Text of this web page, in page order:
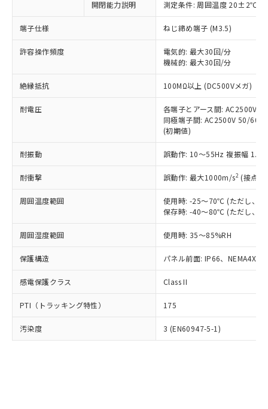
開閉能力説明 測定条件: 周囲温度 20±2℃、
端子仕様 ねじ締め端子 (M3.5)
許容操作頻度
電気的: 最大30回/分
機械的: 最大30回/分
絶縁抵抗 100MΩ以上 (DC500Vメガ)
耐電圧
各端子とアース間: AC2500V
同極端子間: AC2500V 50/
(初期値)
耐振動 誤動作: 10～55Hz 複振幅
耐衝撃 誤動作: 最大1000m/s2 (接点
周囲温度範囲
使用時: -25～70℃ (ただし、氷
保存時: -40～80℃ (ただし、氷
周囲湿度範囲 使用時: 35～85%RH
保護構造 パネル前面: IP66、NEMA4X,
感電保護クラス Class II
PTI（トラッキング特性） 175
汚染度 3 (EN60947-5-1)
以下の条件をお読みいただき、同意のうえ
ご利用ください。
本サービスは、当社制御機器事業取扱
商品の当社在庫状況および標準価格
(税抜)を提供させていただくもので
当社制御機器事業取扱商品の中には、
本サービスの対象外となる商品もある
ことをご了承ください。
在庫状況および標準価格照会結果は、
記載している更新日時点での社内デー
タに基づき作成されるものであり、閲
覧された時点での実際の在庫および標
準価格とは異なる場合があることをご
正式な納期状況および標準価格はお客
様のお取引先、またはお客様担当のオ
ムロン制御機器販売店・当社販売員に
オムロン制御機器販売店や当社販売拠
点は「
販売ネットワーク
」をご確認
在庫状況および標準価格結果を当社の
事前の承諾なく第三者に漏洩または開
示しないようお願いします。
マイパーツ機能（部品リスト作成サー
対応予定なし：EU RoHS指令（10物質）の
非含有に非対応の商品で、対応品を出す予
定はありません。
非含有の対応状況を調査中または確認中の
非該当品：ライセンス料など無形物で、有
害物質有無と関係のない商品です。
仕入先様の事情により、非含有部品として
いたものが、含有品と判明した場合などや
むを得ず変更することがあります。
鉛(Pb) 1000ppm以下、 水銀(Hg) 1000ppm以下、 カド
(PBDE) 1000ppm以下、フタル酸ビス(2-エチルヘキシ
ル) (DEHP)(別名：DOP) 1000ppm以下、フタル酸ブチ
ルベンジル（BBP） 1000ppm以下、フタル酸ジブチル
（DBP） 1000ppm以下、フタル酸ジイソブチル
(DIBP) 1000ppm以下
但し、RoHS指令で産業用監視および制御機器に対する
適用除外項目は除く。
※2 対応予定月
部品在庫の切り替え状況などにより、予定
※1 中国RoHS○×表
「○」：最大均質材料含有率が中国RoHSの
基準値以下であることを示します。
「×」：最大均質材料含有率が中国RoHSの
基準値を超えていることを示します。
「－」：未確認です。当社販売部門へお問
*中国RoHS10物質の基準値 (GB/T26572)：
Pb(鉛) :1000ppm、 Hg(水銀) : 1000ppm、 Cd(カドミウ
Cr(Ⅵ)(六価クロム) : 1000ppm、 PBBs(ポリ臭化ビフェ
ニル類) : 1000ppm、 PBDEs(ポリ臭化ジフェニルエーテ
DBP(フタル酸ジブチル) : 1000ppm、 DIBP(フタル酸ジ
イソブチル) : 1000ppm、 BBP(フタル酸ブチルベンジ
ル) : 1000ppm、
DEHP(フタル酸ビス(2-エチルヘキシル)) : 1000ppm
※2 環境保護使用期限
「ｅ」：有害物質（10物質）のすべてが基
「10」：通常の使用状況下において有害物
当社は、これら貴社製品のうち、外国
為替および外国貿易法に定める商品
（以下｢規制貨物等」という）を輸出
または国外への提供する場合は、日本
国政府の輸出許可(または役務取引許
当社は規制貨物を破棄する場合は、完
全に破砕するなど、違法に輸出されな
いよう必要な手段を講じます。
当社は貴社製品を、核兵器、ミサイ
ル、化学兵器、生物兵器またはその他
武器並びにこれらの製造装置等に一切
使用いたしません。
当社は、貴社製品を第三者に販売する
場合は、上記1、2および3の内容を当
該第三者に通知します。また当社は、
販売先および販売に係わる関係者が違
○ 一定数以上の在庫あり
△ 一定数には満たないが在庫あり
在庫なし(最新の在庫状況につ
たはお客様担当のオムロン制御
機器販売店・当社販売員にご確
空
受注生産機種、また在庫状況の